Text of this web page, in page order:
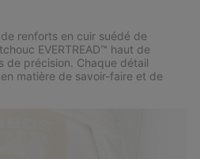
renforts en cuir suédé de
EVERTREAD™ haut de
de précision. Chaque détail
matière de savoir-faire et de